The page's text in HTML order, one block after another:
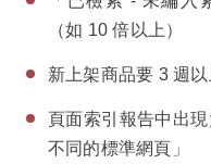
（如 10 倍以上）
新上架商品要 3 週
頁面索引報告中出
不同的標準網頁」